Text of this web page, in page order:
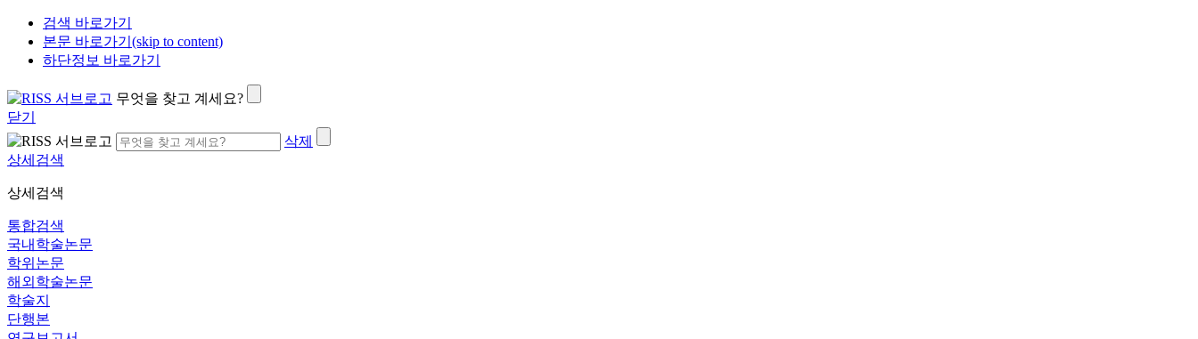
검색 바로가기
본문 바로가기(skip to content)
하단정보 바로가기
무엇을 찾고 계세요?
닫기
삭제
상세검색
상세검색
통합검색
국내학술논문
학위논문
해외학술논문
학술지
단행본